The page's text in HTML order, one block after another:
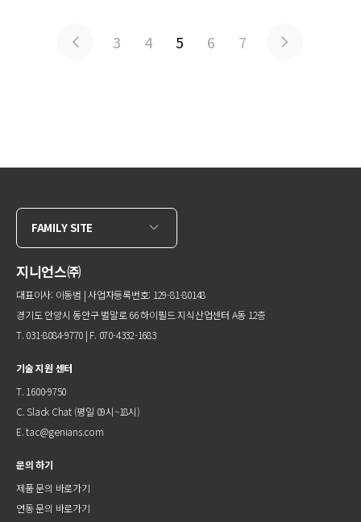
3 4 5 6 7
지니언스㈜
대표이사: 이동범 | 사업자등록번호: 129-81-80148
경기도 안양시 동안구 벌말로 66 하이필드 지식산업센터 A동 12층
T. 031-8084-9770 | F. 070-4332-1683
기술 지원 센터
T. 1600-9750
C. Slack Chat(평일 09시~18시)
E.tac@genians.com
문의 하기
제품 문의 바로가기
연동 문의 바로가기
FAMILY SITE